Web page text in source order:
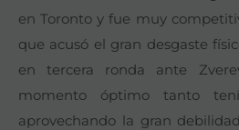
en Toronto y fue muy
que acusó el gran desgaste
en tercera ronda ante
momento óptimo tanto
aprovechando la gran